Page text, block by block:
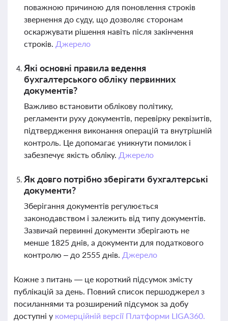
поважною причиною для поновлення строків
звернення до суду, що дозволяє сторонам
оскаржувати рішення навіть після закінчення
строків. Джерело
Які основні правила ведення
бухгалтерського обліку первинних
документів?
Важливо встановити облікову політику,
регламенти руху документів, перевірку реквізитів,
підтвердження виконання операцій та внутрішній
контроль. Це допомагає уникнути помилок і
забезпечує якість обліку. Джерело
Як довго потрібно зберігати бухгалтерські
документи?
Зберігання документів регулюється
законодавством і залежить від типу документів.
Зазвичай первинні документи зберігають не
менше 1825 днів, а документи для податкового
контролю – до 2555 днів. Джерело
Кожне з питань — це короткий підсумок змісту
публікацій за день. Повний список першоджерел з
посиланнями та розширений підсумок за добу
доступні у комерційній версії Платформи LIGA360.